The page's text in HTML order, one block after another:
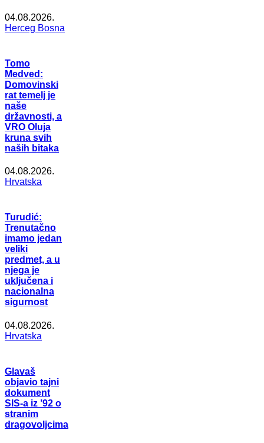
04.08.2026.
Herceg Bosna
Tomo
Medved:
Domovinski
rat temelj je
naše
državnosti, a
VRO Oluja
kruna svih
naših bitaka
04.08.2026.
Hrvatska
Turudić:
Trenutačno
imamo jedan
veliki
predmet, a u
njega je
uključena i
nacionalna
sigurnost
04.08.2026.
Hrvatska
Glavaš
objavio tajni
dokument
SIS-a iz ’92 o
stranim
dragovoljcima